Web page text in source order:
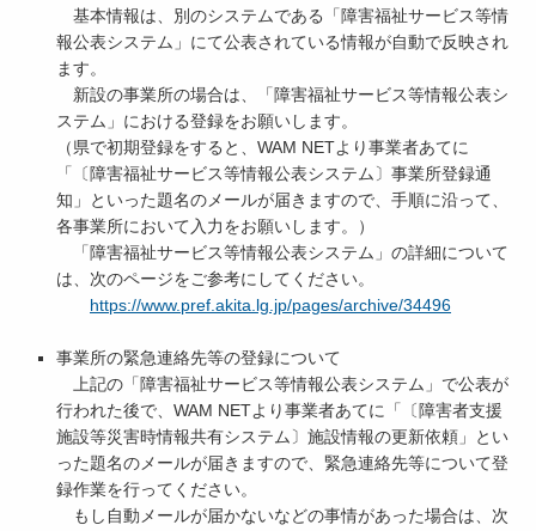
基本情報は、別のシステムである「障害福祉サービス等情
報公表システム」にて公表されている情報が自動で反映され
ます。
新設の事業所の場合は、「障害福祉サービス等情報公表シ
ステム」における登録をお願いします。
（県で初期登録をすると、WAM NETより事業者あてに
「〔障害福祉サービス等情報公表システム〕事業所登録通
知」といった題名のメールが届きますので、手順に沿って、
各事業所において入力をお願いします。）
「障害福祉サービス等情報公表システム」の詳細について
は、次のページをご参考にしてください。
https://www.pref.akita.lg.jp/pages/archive/34496
事業所の緊急連絡先等の登録について
上記の「障害福祉サービス等情報公表システム」で公表が
行われた後で、WAM NETより事業者あてに「〔障害者支援
施設等災害時情報共有システム〕施設情報の更新依頼」とい
った題名のメールが届きますので、緊急連絡先等について登
録作業を行ってください。
もし自動メールが届かないなどの事情があった場合は、次